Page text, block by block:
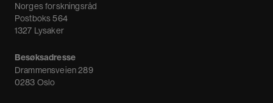
Nyhetsbrev
Norges forskningsråd
Postboks 564
1327 Lysaker
Besøksadresse
Drammensveien 289
0283 Oslo